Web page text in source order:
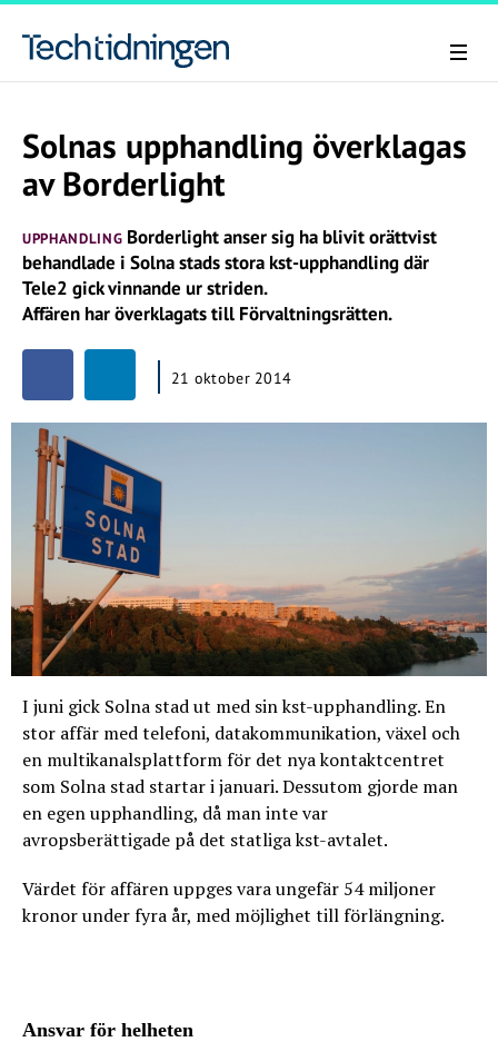
Solnas upphandling överklagas
av Borderlight
UPPHANDLING Borderlight anser sig ha blivit orättvist
behandlade i Solna stads stora kst-upphandling där
Tele2 gick vinnande ur striden.
Affären har överklagats till Förvaltningsrätten.
21 oktober 2014
I juni gick Solna stad ut med sin kst-upphandling. En
stor affär med telefoni, datakommunikation, växel och
en multikanalsplattform för det nya kontaktcentret
som Solna stad startar i januari. Dessutom gjorde man
en egen upphandling, då man inte var
avropsberättigade på det statliga kst-avtalet.
Värdet för affären uppges vara ungefär 54 miljoner
kronor under fyra år, med möjlighet till förlängning.
Ansvar för helheten